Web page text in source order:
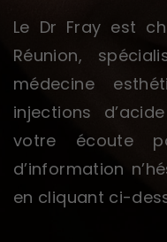
Le Dr Fray est
Réunion,
médecine
injections
votre écoute
d’information
en cliquant ci-